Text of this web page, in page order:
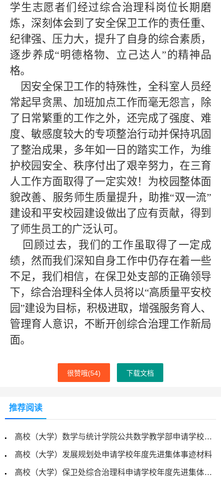
学生志愿者们经过综合治理科岗位长期磨
炼，深刻体会到了安全保卫工作的责任重、
纪律强、压力大，提升了自身的综合素质，
逐步养成“明德格物、立己达人”的精神品
格。
因安全保卫工作的特殊性，全科室人员经
常起早贪黑、加班加点工作而毫无怨言，除
了日常繁重的工作之外，还完成了强度、难
度、敏感度较大的专项整治行动并保持巩固
了整治成果，多年如一日的踏实工作，为维
护校园安全、秩序付出了艰辛努力，在三育
人工作方面取得了一定实效！为校园整体面
貌改善、服务师生质量提升，助推“双一流”
建设和平安校园建设做出了应有贡献，得到
了师生员工的广泛认可。
回顾过去，我们的工作虽取得了一定成
绩，然而我们深知自身工作中仍存在着一些
不足，我们相信，在保卫处支部的正确领导
下，综合治理科全体人员将以“高质量平安校
园”建设为目标，积极进取，增强服务育人、
管理育人意识，不断开创综合治理工作新局
面。
很赞哦(54) 下载文档
推荐阅读
高校（大学）数学与统计学院公共数学教学部申请学校年度先进集体事迹材料
高校（大学）发展规划处申请学校年度先进集体事迹材料
高校（大学）保卫处综合治理科申请学校年度先进集体事迹材料